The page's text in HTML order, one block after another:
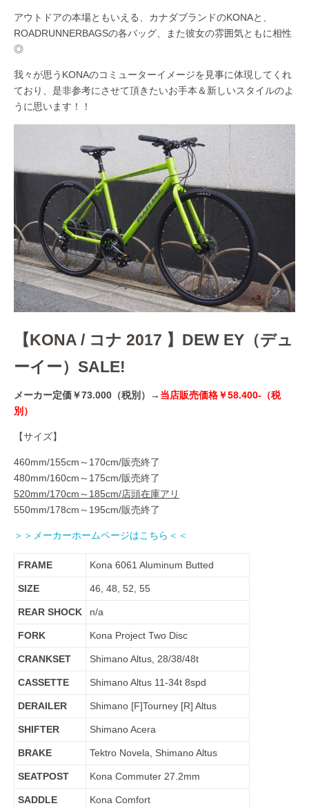
アウトドアの本場ともいえる、カナダブランドのKONAと、
ROADRUNNERBAGSの各バッグ、また彼女の雰囲気ともに相性
◎
我々が思うKONAのコミューターイメージを見事に体現してくれ
ており、是非参考にさせて頂きたいお手本＆新しいスタイルのよ
うに思います！！
【KONA / コナ 2017 】DEW EY（デュ
ーイー）SALE!
メーカー定価￥73.000（税別）→ 当店販売価格￥58.400-（税
別）
【サイズ】
460mm/155cm～170cm/販売終了
480mm/160cm～175cm/販売終了
520mm/170cm～185cm/店頭在庫アリ
550mm/178cm～195cm/販売終了
＞＞メーカーホームページはこちら＜＜
FRAME Kona 6061 Aluminum Butted
SIZE 46, 48, 52, 55
REAR SHOCK n/a
FORK Kona Project Two Disc
CRANKSET Shimano Altus, 28/38/48t
CASSETTE Shimano Altus 11-34t 8spd
DERAILER Shimano [F]Tourney [R] Altus
SHIFTER Shimano Acera
BRAKE Tektro Novela, Shimano Altus
SEATPOST Kona Commuter 27.2mm
SADDLE Kona Comfort